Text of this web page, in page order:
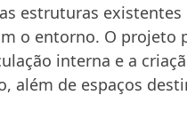
estruturas
o entorno. O projeto
interna e a
além de espaços